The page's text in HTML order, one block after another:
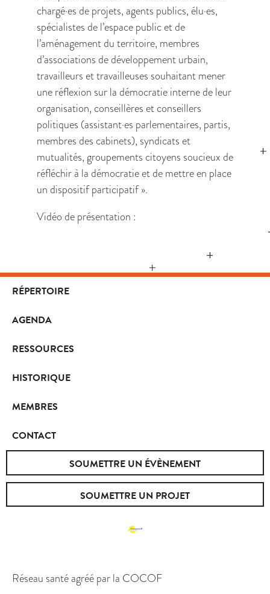
chargé·es de projets, agents publics, élu·es,
spécialistes de l’espace public et de
l’aménagement du territoire, membres
d’associations de développement urbain,
travailleurs et travailleuses souhaitant mener
une réflexion sur la démocratie interne de leur
organisation, conseillères et conseillers
politiques (assistant·es parlementaires, partis,
membres des cabinets), syndicats et
mutualités, groupements citoyens soucieux de
réfléchir à la démocratie et de mettre en place
un dispositif participatif ».
Vidéo de présentation :
RÉPERTOIRE
AGENDA
RESSOURCES
HISTORIQUE
MEMBRES
CONTACT
SOUMETTRE UN ÉVÈNEMENT
SOUMETTRE UN PROJET
Réseau santé agréé par la COCOF